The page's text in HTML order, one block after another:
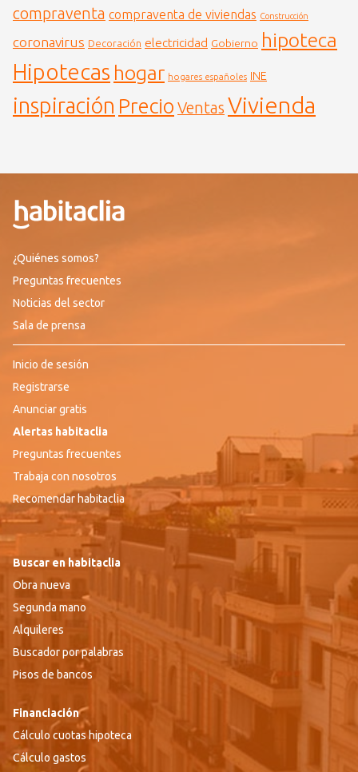
compraventa compraventa de viviendas Construcción
coronavirus Decoración electricidad Gobierno hipoteca
Hipotecas hogar hogares españoles INE
inspiración Precio Ventas Vivienda
¿Quiénes somos?
Preguntas frecuentes
Noticias del sector
Sala de prensa
Inicio de sesión
Registrarse
Anunciar gratis
Alertas habitaclia
Preguntas frecuentes
Trabaja con nosotros
Recomendar habitaclia
Buscar en habitaclia
Obra nueva
Segunda mano
Alquileres
Buscador por palabras
Pisos de bancos
Financiación
Cálculo cuotas hipoteca
Cálculo gastos